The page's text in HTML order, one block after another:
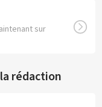
sur
rédaction